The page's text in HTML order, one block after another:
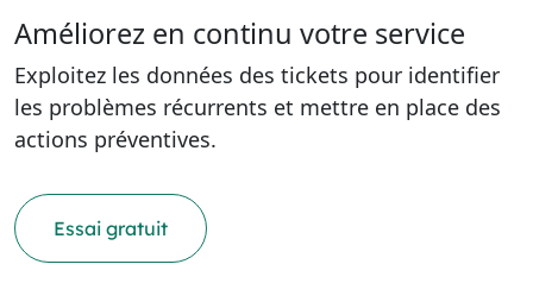
Améliorez en continu votre service
Exploitez les données des tickets pour identifier
les problèmes récurrents et mettre en place des
actions préventives.
Essai gratuit